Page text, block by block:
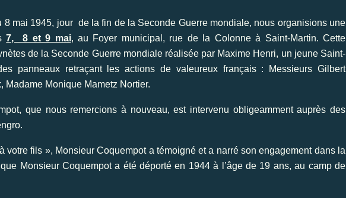
8 mai 1945, jour de la fin de la Seconde Guerre mondiale, nous organisions une
7, 8 et 9 mai, au Foyer municipal, rue de la Colonne à Saint-Martin. Cette
de la Seconde Guerre mondiale réalisée par Maxime Henri, un jeune Saint-
panneaux retraçant les actions de valeureux français : Messieurs Gilbert
Madame Monique Mametz Nortier.
que nous remercions à nouveau, est intervenu obligeamment auprès des
votre fils », Monsieur Coquempot a témoigné et a narré son engagement dans la
Monsieur Coquempot a été déporté en 1944 à l’âge de 19 ans, au camp de